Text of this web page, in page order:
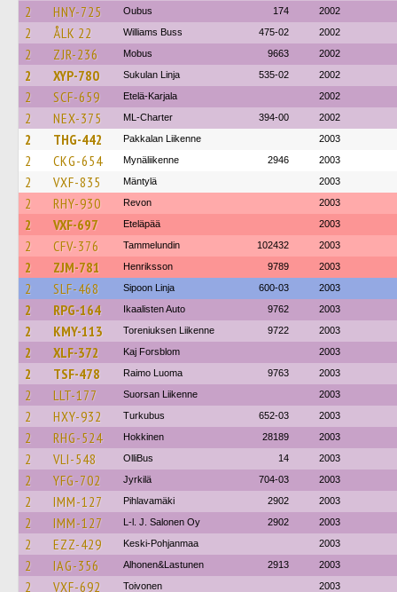
2 HNY-725 Oubus 174 2002
2 ÅLK 22 Williams Buss 475-02 2002
2 ZJR-236 Mobus 9663 2002
2 XYP-780 Sukulan Linja 535-02 2002
2 SCF-659 Etelä-Karjala 2002
2 NEX-375 ML-Charter 394-00 2002
2 THG-442 Pakkalan Liikenne 2003
2 CKG-654 Mynäliikenne 2946 2003
2 VXF-835 Mäntylä 2003
2 RHY-930 Revon 2003
2 VXF-697 Eteläpää 2003
2 CFV-376 Tammelundin 102432 2003
2 ZJM-781 Henriksson 9789 2003
2 SLF-468 Sipoon Linja 600-03 2003
2 RPG-164 Ikaalisten Auto 9762 2003
2 KMY-113 Toreniuksen Liikenne 9722 2003
2 XLF-372 Kaj Forsblom 2003
2 TSF-478 Raimo Luoma 9763 2003
2 LLT-177 Suorsan Liikenne 2003
2 HXY-932 Turkubus 652-03 2003
2 RHG-524 Hokkinen 28189 2003
2 VLI-548 OlliBus 14 2003
2 YFG-702 Jyrkilä 704-03 2003
2 IMM-127 Pihlavamäki 2902 2003
2 IMM-127 L-l. J. Salonen Oy 2902 2003
2 EZZ-429 Keski-Pohjanmaa 2003
2 IAG-356 Alhonen&Lastunen 2913 2003
2 VXF-692 Toivonen 2003